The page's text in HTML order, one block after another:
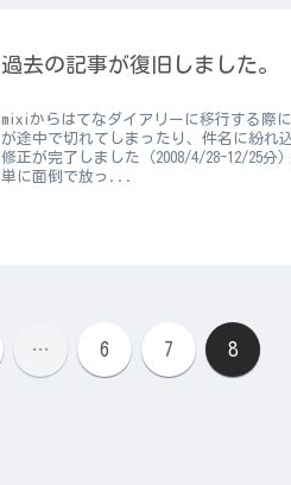
過去の記事が復旧しました。
mixiからはてなダイアリーに移行する際
が途中で切れてしまったり、件名に紛れ
修正が完了しました（2008/4/28-12/25分
単に面倒で放っ...
… 6 7 8